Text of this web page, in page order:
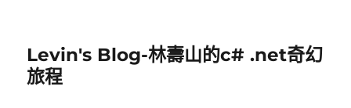
Levin's Blog-林壽山的c# .net奇幻
旅程